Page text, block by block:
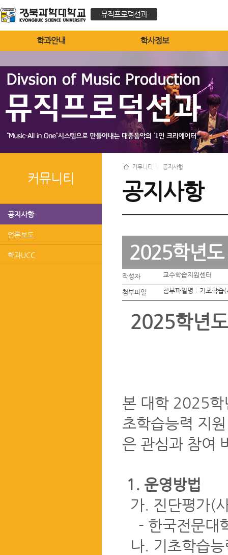
뮤직프로덕션과
학과안내 학사정보
커뮤니티
공지사항
언론보도
학과UCC
커뮤니티 공지사항
공지사항
2025학년도
작성자 교수학습지원센터
첨부파일 첨부파일명 : 기초학습
2025학년도
본 대학 2025학
초학습능력 지
은 관심과 참여
1. 운영방법
가. 진단평가(
- 한국전문대
나. 기초학습